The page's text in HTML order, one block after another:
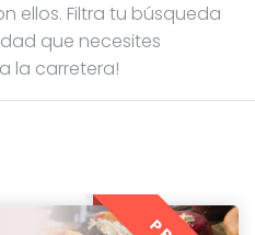
ellos. Filtra tu búsqueda
que necesites
la carretera!